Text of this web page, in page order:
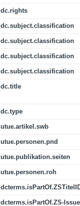
dc.rights
dc.subject.classification
dc.subject.classification
dc.subject.classification
dc.subject.classification
dc.title
dc.type
utue.artikel.swb
utue.personen.pnd
utue.publikation.seiten
utue.personen.roh
dcterms.isPartOf.ZS-Issue